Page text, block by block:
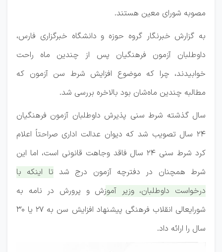
مصوبه شورای معین هستند.
به گزارش خبرنگار گروه حوزه و دانشگاه خبرگزاری فارس،
داوطلبان آزمون فرهنگیان پس از چندین ماه راحت
خوابیدند، چرا که موضوع افزایش شرط سن آزمون که
مطالبه چندین ماه‌شان بود بالاخره بررسی شد.
سال گذشته شرط سنی پذیرش داوطلبان آزمون فرهنگیان
۲۴ سال تصویب شد که دیوان عدالت اداری صراحتاً اعلام
کرد شرط سنی ۲۴ سال فاقد وجاهت قانونی است، اما این
شرط همچنان در دفترچه آزمون درج شد تا اینکه با
درخواست داوطلبان، وزیر آموزش و پرورش در نامه به
شورایعالی انقلاب فرهنگی پیشنهاد افزایش سن به ۲۷ یا ۳۰
سال را ارائه داد.